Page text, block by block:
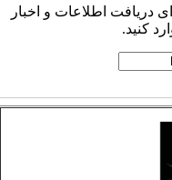
دریافت اطلاعات و اخبار
کنید.